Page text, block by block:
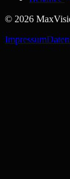
© 2026
Impressum